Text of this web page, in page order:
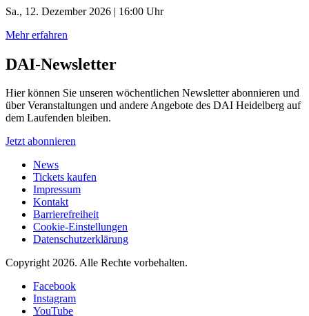
Sa., 12. Dezember 2026 | 16:00 Uhr
Mehr erfahren
DAI-Newsletter
Hier können Sie unseren wöchentlichen Newsletter abonnieren und
über Veranstaltungen und andere Angebote des DAI Heidelberg auf
dem Laufenden bleiben.
Jetzt abonnieren
News
Tickets kaufen
Impressum
Kontakt
Barrierefreiheit
Cookie-Einstellungen
Datenschutzerklärung
Copyright 2026. Alle Rechte vorbehalten.
Facebook
Instagram
YouTube